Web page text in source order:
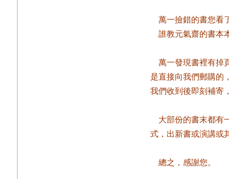
萬一撿錯的書您看
誰教元氣齋的書本
萬一發現書裡有掉
是直接向我們郵購的
我們收到後即刻補寄
大部份的書末都有
式，出新書或演講或
總之，感謝您。